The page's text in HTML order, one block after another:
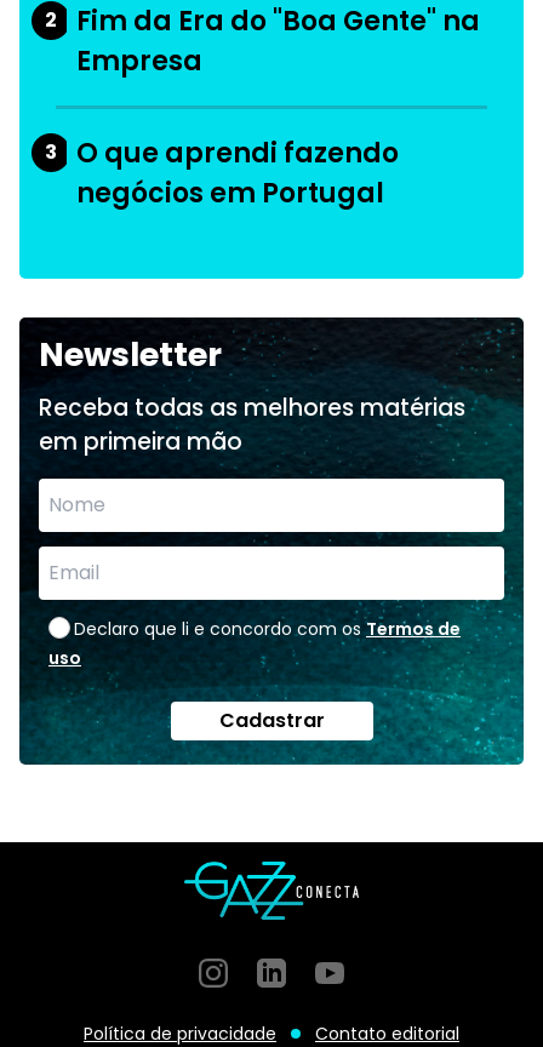
2
Fim da Era do "Boa Gente" na
Empresa
3
O que aprendi fazendo
negócios em Portugal
Newsletter
Receba todas as melhores matérias
em primeira mão
Declaro que li e concordo com os Termos de
uso
Cadastrar
InstagramGitHubGitHub
Política de privacidade Contato editorial